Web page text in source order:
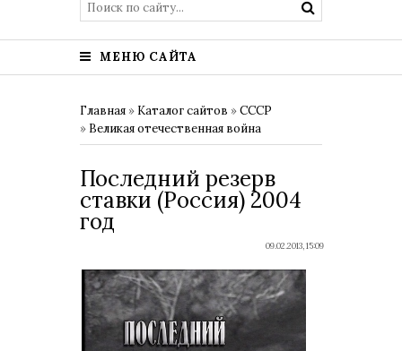
МЕНЮ САЙТА
Главная » Каталог сайтов »СССР
» Великая отечественная война
Последний резерв
ставки (Россия) 2004
год
09.02.2013, 15:09